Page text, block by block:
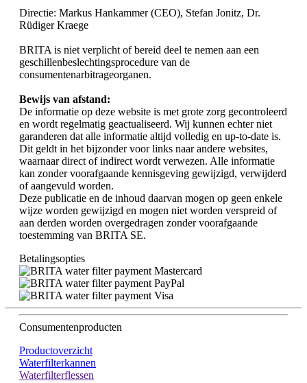
Directie: Markus Hankammer (CEO), Stefan Jonitz, Dr.
Rüdiger Kraege
BRITA is niet verplicht of bereid deel te nemen aan een
geschillenbeslechtingsprocedure van de
consumentenarbitrageorganen.
Bewijs van afstand:
De informatie op deze website is met grote zorg gecontroleerd
en wordt regelmatig geactualiseerd. Wij kunnen echter niet
garanderen dat alle informatie altijd volledig en up-to-date is.
Dit geldt in het bijzonder voor links naar andere websites,
waarnaar direct of indirect wordt verwezen. Alle informatie
kan zonder voorafgaande kennisgeving gewijzigd, verwijderd
of aangevuld worden.
Deze publicatie en de inhoud daarvan mogen op geen enkele
wijze worden gewijzigd en mogen niet worden verspreid of
aan derden worden overgedragen zonder voorafgaande
toestemming van BRITA SE.
Betalingsopties
Consumentenproducten
Productoverzicht
Waterfilterkannen
Waterfilterflessen